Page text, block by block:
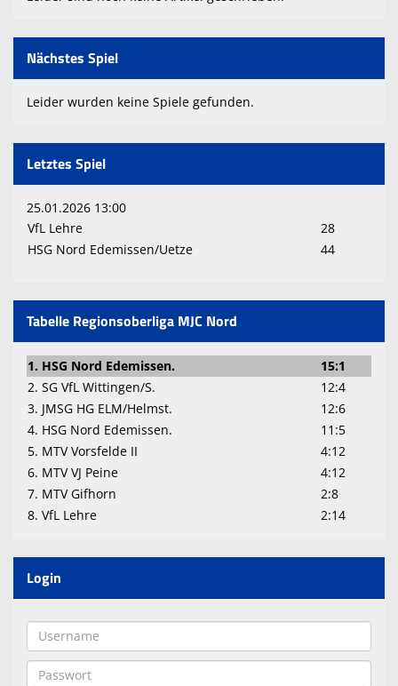
Nächstes Spiel
Leider wurden keine Spiele gefunden.
Letztes Spiel
25.01.2026 13:00
VfL Lehre
28
HSG Nord Edemissen/Uetze
44
Tabelle Regionsoberliga MJC Nord
1. HSG Nord Edemissen.
15:1
2. SG VfL Wittingen/S.
12:4
3. JMSG HG ELM/Helmst.
12:6
4. HSG Nord Edemissen.
11:5
5. MTV Vorsfelde II
4:12
6. MTV VJ Peine
4:12
7. MTV Gifhorn
2:8
8. VfL Lehre
2:14
Login